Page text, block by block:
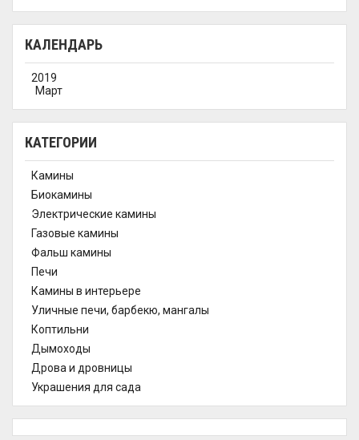
КАЛЕНДАРЬ
2019
Март
КАТЕГОРИИ
Камины
Биокамины
Электрические камины
Газовые камины
Фальш камины
Печи
Камины в интерьере
Уличные печи, барбекю, мангалы
Коптильни
Дымоходы
Дрова и дровницы
Украшения для сада